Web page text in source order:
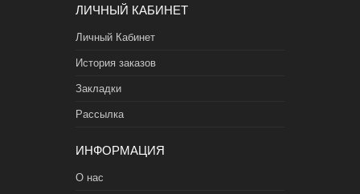
ЛИЧНЫЙ КАБИНЕТ
Личный Кабинет
История заказов
Закладки
Рассылка
ИНФОРМАЦИЯ
О нас